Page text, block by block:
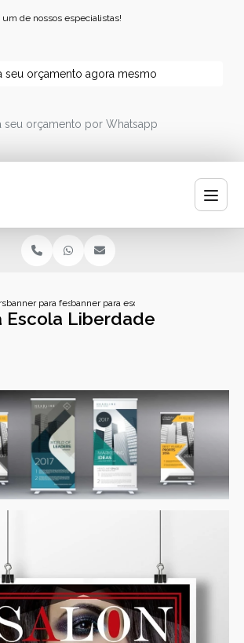
de nossos especialistas!
seu orçamento agora mesmo
seu orçamento por Whatsapp
banner para festabanner para escola liberdade
Escola Liberdade